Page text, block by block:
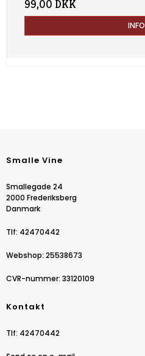
99,00 DKK
INFO
Smalle Vine
Smallegade 24
2000 Frederiksberg
Danmark
Tlf: 42470442
Webshop: 25538673
CVR-nummer: 33120109
Kontakt
Tlf: 42470442